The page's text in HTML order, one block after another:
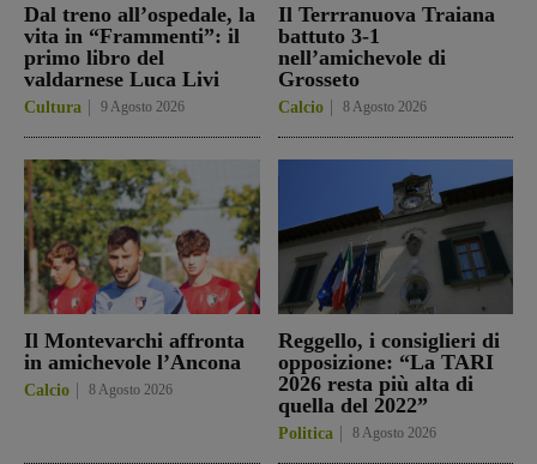
Dal treno all’ospedale, la
vita in “Frammenti”: il
primo libro del
valdarnese Luca Livi
Cultura 9 Agosto 2026
Il Terrranuova Traiana
battuto 3-1
nell’amichevole di
Grosseto
Calcio 8 Agosto 2026
Il Montevarchi affronta
in amichevole l’Ancona
Calcio 8 Agosto 2026
Reggello, i consiglieri di
opposizione: “La TARI
2026 resta più alta di
quella del 2022”
Politica 8 Agosto 2026